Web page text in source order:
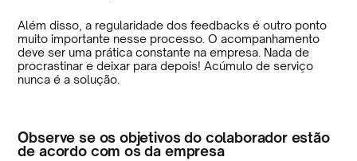
Além disso, a regularidade dos feedbacks é outro ponto
muito importante nesse processo. O acompanhamento
deve ser uma prática constante na empresa. Nada de
procrastinar e deixar para depois! Acúmulo de serviço
nunca é a solução.
Observe se os objetivos do colaborador estão
de acordo com os da empresa